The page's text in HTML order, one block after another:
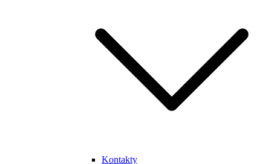
Kontakty